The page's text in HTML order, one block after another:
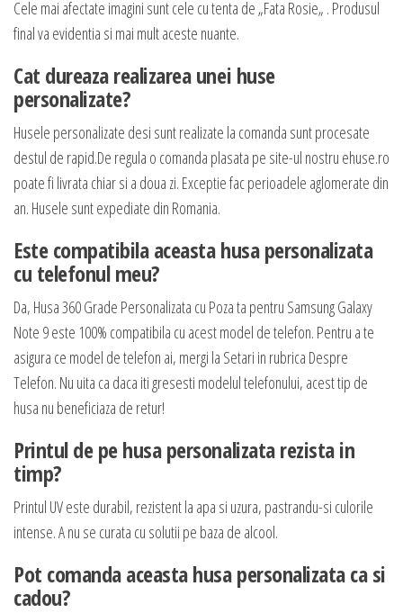
Cele mai afectate imagini sunt cele cu tenta de „Fata Rosie„ . Produsul
final va evidentia si mai mult aceste nuante.
Cat dureaza realizarea unei huse
personalizate?
Husele personalizate desi sunt realizate la comanda sunt procesate
destul de rapid.De regula o comanda plasata pe site-ul nostru ehuse.ro
poate fi livrata chiar si a doua zi. Exceptie fac perioadele aglomerate din
an. Husele sunt expediate din Romania.
Este compatibila aceasta husa personalizata
cu telefonul meu?
Da, Husa 360 Grade Personalizata cu Poza ta pentru Samsung Galaxy
Note 9 este 100% compatibila cu acest model de telefon. Pentru a te
asigura ce model de telefon ai, mergi la Setari in rubrica Despre
Telefon. Nu uita ca daca iti gresesti modelul telefonului, acest tip de
husa nu beneficiaza de retur!
Printul de pe husa personalizata rezista in
timp?
Printul UV este durabil, rezistent la apa si uzura, pastrandu-si culorile
intense. A nu se curata cu solutii pe baza de alcool.
Pot comanda aceasta husa personalizata ca si
cadou?